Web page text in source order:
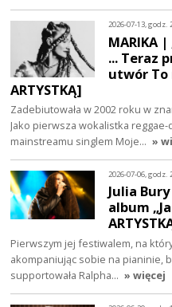
2026-07-13, godz.
MARIKA
... Teraz
utwór To
ARTYSTKĄ]
Zadebiutowała w 2002 roku w
Jako pierwsza wokalistka
mainstreamu singlem Moje… »
2026-07-06, godz.
Julia
album
Pierwszym jej festiwalem, na
akompaniując sobie na pianinie,
supportowała Ralpha… » więcej